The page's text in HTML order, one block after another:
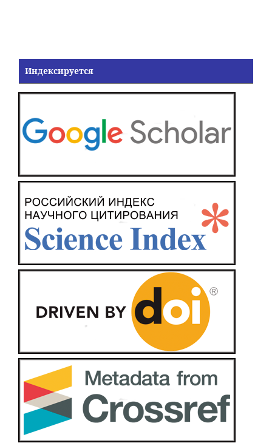
Индексируется